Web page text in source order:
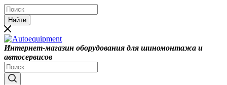
Найти
Интернет-магазин оборудования для шиномонтажа и
автосервисов